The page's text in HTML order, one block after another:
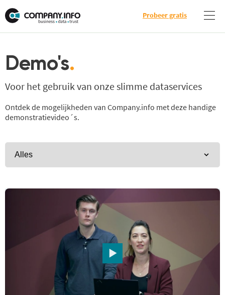
Probeer gratis
Demo's.
Voor het gebruik van onze slimme dataservices
Ontdek de mogelijkheden van Company.info met deze handige
demonstratievideo´s.